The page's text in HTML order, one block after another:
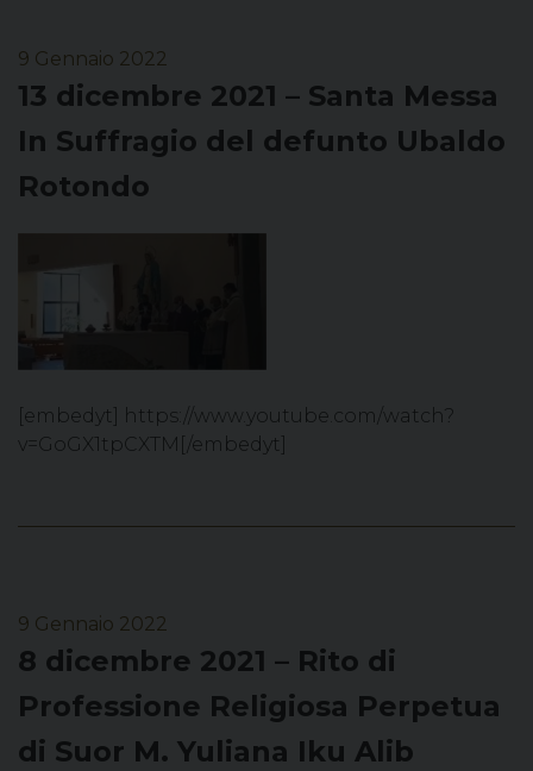
9 Gennaio 2022
13 dicembre 2021 – Santa Messa
In Suffragio del defunto Ubaldo
Rotondo
[embedyt] https://www.youtube.com/watch?
v=GoGX1tpCXTM[/embedyt]
9 Gennaio 2022
8 dicembre 2021 – Rito di
Professione Religiosa Perpetua
di Suor M. Yuliana Iku Alib